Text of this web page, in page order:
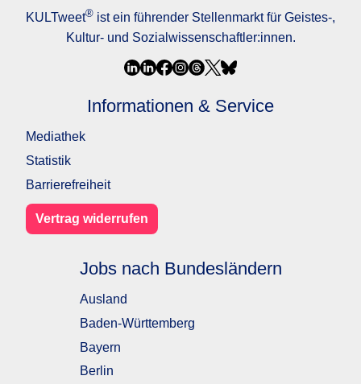
KULTweet® ist ein führender Stellenmarkt für Geistes-,
Kultur- und Sozialwissenschaftler:innen.
Informationen & Service
Mediathek
Statistik
Barrierefreiheit
Vertrag widerrufen
Jobs nach Bundesländern
Ausland
Baden-Württemberg
Bayern
Berlin